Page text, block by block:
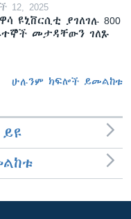
12, 2025
ዩኒቨርሲቲ ያገለገሉ 800
መታዳቸውን ገለጹ
ሁሉንም ክፍሎች ይመልከቱ